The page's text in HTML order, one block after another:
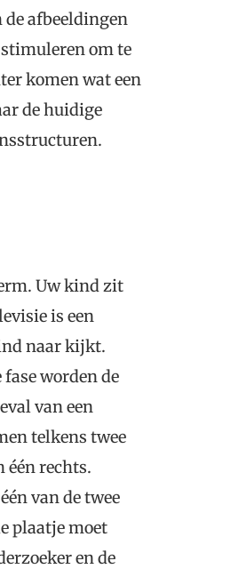
de afbeeldingen
om te
komen wat een
de huidige
Uw kind zit
is een
naar kijkt.
fase worden de
van een
telkens twee
één rechts.
van de twee
plaatje moet
en de